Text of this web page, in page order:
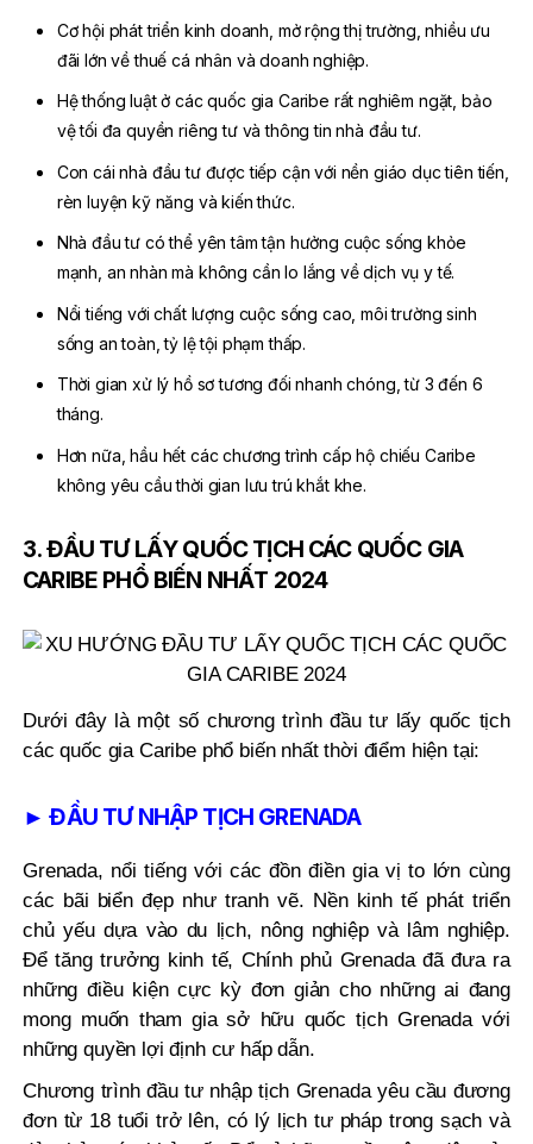
Cơ hội phát triển kinh doanh, mở rộng thị trường, nhiều ưu
đãi lớn về thuế cá nhân và doanh nghiệp.
Hệ thống luật ở các quốc gia Caribe rất nghiêm ngặt, bảo
vệ tối đa quyền riêng tư và thông tin nhà đầu tư.
Con cái nhà đầu tư được tiếp cận với nền giáo dục tiên tiến,
rèn luyện kỹ năng và kiến thức.
Nhà đầu tư có thể yên tâm tận hưởng cuộc sống khỏe
mạnh, an nhàn mà không cần lo lắng về dịch vụ y tế.
Nổi tiếng với chất lượng cuộc sống cao, môi trường sinh
sống an toàn, tỷ lệ tội phạm thấp.
Thời gian xử lý hồ sơ tương đối nhanh chóng, từ 3 đến 6
tháng.
Hơn nữa, hầu hết các chương trình cấp hộ chiếu Caribe
không yêu cầu thời gian lưu trú khắt khe.
3. ĐẦU TƯ LẤY QUỐC TỊCH CÁC QUỐC GIA
CARIBE PHỔ BIẾN NHẤT 2024
Dưới đây là một số chương trình đầu tư lấy quốc tịch
các quốc gia Caribe phổ biến nhất thời điểm hiện tại:
► ĐẦU TƯ NHẬP TỊCH GRENADA
Grenada, nổi tiếng với các đồn điền gia vị to lớn cùng
các bãi biển đẹp như tranh vẽ. Nền kinh tế phát triển
chủ yếu dựa vào du lịch, nông nghiệp và lâm nghiệp.
Để tăng trưởng kinh tế, Chính phủ Grenada đã đưa ra
những điều kiện cực kỳ đơn giản cho những ai đang
mong muốn tham gia sở hữu quốc tịch Grenada với
những quyền lợi định cư hấp dẫn.
Chương trình đầu tư nhập tịch Grenada yêu cầu đương
đơn từ 18 tuổi trở lên, có lý lịch tư pháp trong sạch và